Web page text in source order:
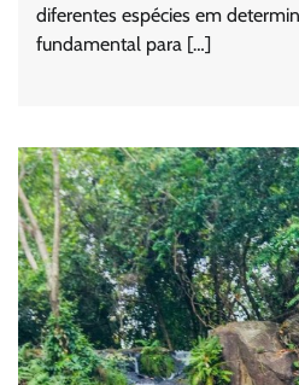
diferentes espécies em
fundamental para […]